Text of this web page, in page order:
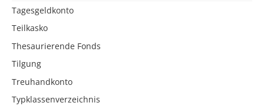
Tagesgeldkonto
Teilkasko
Thesaurierende Fonds
Tilgung
Treuhandkonto
Typklassenverzeichnis